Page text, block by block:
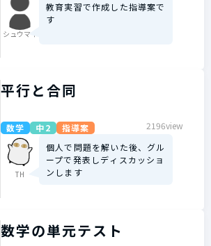
シュウマイ
教育実習で作成した指導案で
す
平行と合同
数学 中2 指導案 2196view
TH
個人で問題を解いた後、グル
ープで発表しディスカッショ
ンします
数学の単元テスト